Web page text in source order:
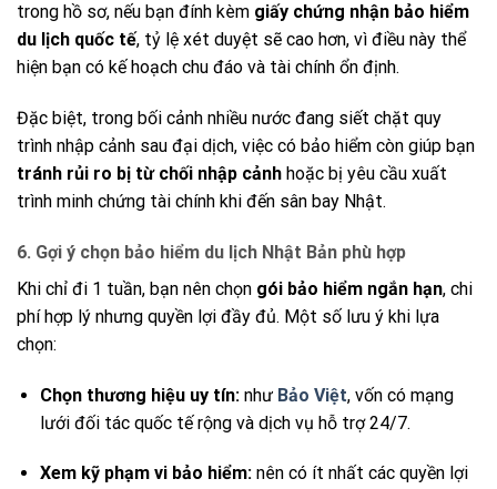
trong hồ sơ, nếu bạn đính kèm giấy chứng nhận bảo hiểm
du lịch quốc tế, tỷ lệ xét duyệt sẽ cao hơn, vì điều này thể
hiện bạn có kế hoạch chu đáo và tài chính ổn định.
Đặc biệt, trong bối cảnh nhiều nước đang siết chặt quy
trình nhập cảnh sau đại dịch, việc có bảo hiểm còn giúp bạn
tránh rủi ro bị từ chối nhập cảnh hoặc bị yêu cầu xuất
trình minh chứng tài chính khi đến sân bay Nhật.
6. Gợi ý chọn bảo hiểm du lịch Nhật Bản phù hợp
Khi chỉ đi 1 tuần, bạn nên chọn gói bảo hiểm ngắn hạn, chi
phí hợp lý nhưng quyền lợi đầy đủ. Một số lưu ý khi lựa
chọn:
Chọn thương hiệu uy tín:như Bảo Việt, vốn có mạng
lưới đối tác quốc tế rộng và dịch vụ hỗ trợ 24/7.
Xem kỹ phạm vi bảo hiểm:nên có ít nhất các quyền lợi